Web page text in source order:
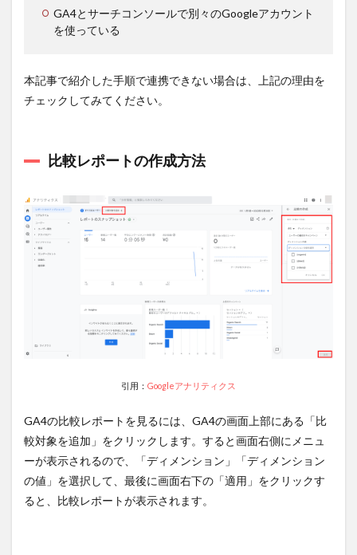
GA4とサーチコンソールで別々のGoogleアカウント
を使っている
本記事で紹介した手順で連携できない場合は、上記の理由を
チェックしてみてください。
比較レポートの作成方法
引用： Googleアナリティクス
GA4の比較レポートを見るには、GA4の画面上部にある「比
較対象を追加」をクリックします。すると画面右側にメニュ
ーが表示されるので、「ディメンション」「ディメンション
の値」を選択して、最後に画面右下の「適用」をクリックす
ると、比較レポートが表示されます。